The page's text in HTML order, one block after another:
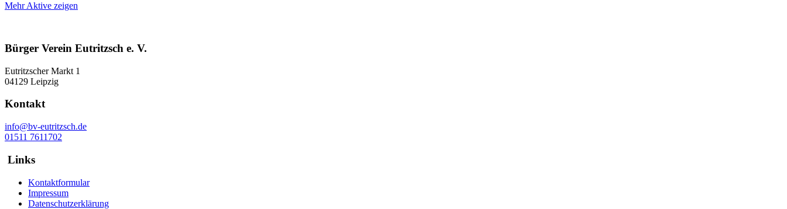
Mehr Aktive zeigen
Bürger Verein Eutritzsch e. V.
Eutritzscher Markt 1
04129 Leipzig
Kontakt
info@bv-eutritzsch.de
01511 7611702
Links
Kontaktformular
Impressum
Datenschutzerklärung